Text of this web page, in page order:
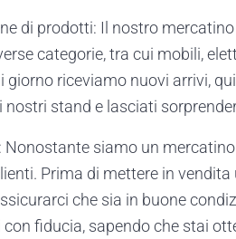
di prodotti: Il nostro
categorie, tra cui mobili,
giorno riceviamo nuovi arrivi,
nostri stand e lasciati
siamo un
Prima di mettere in
che sia in buone
fiducia, sapendo che stai